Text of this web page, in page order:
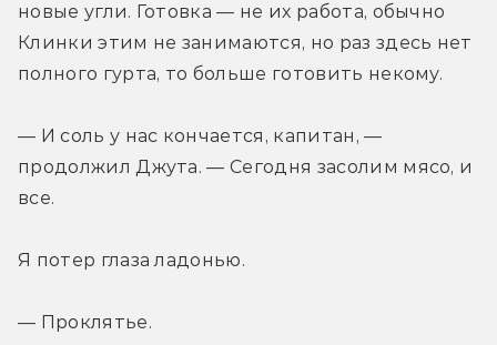
новые угли. Готовка — не их работа, обычно
Клинки этим не занимаются, но раз здесь нет
полного гурта, то больше готовить некому.
— И соль у нас кончается, капитан, —
продолжил Джута. — Сегодня засолим мясо, и
все.
Я потер глаза ладонью.
— Проклятье.